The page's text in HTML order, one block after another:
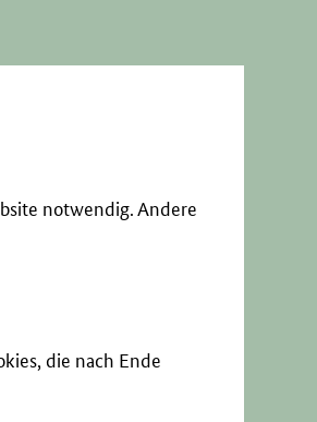
notwendig. Andere
die nach Ende